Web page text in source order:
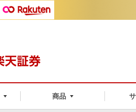
商品